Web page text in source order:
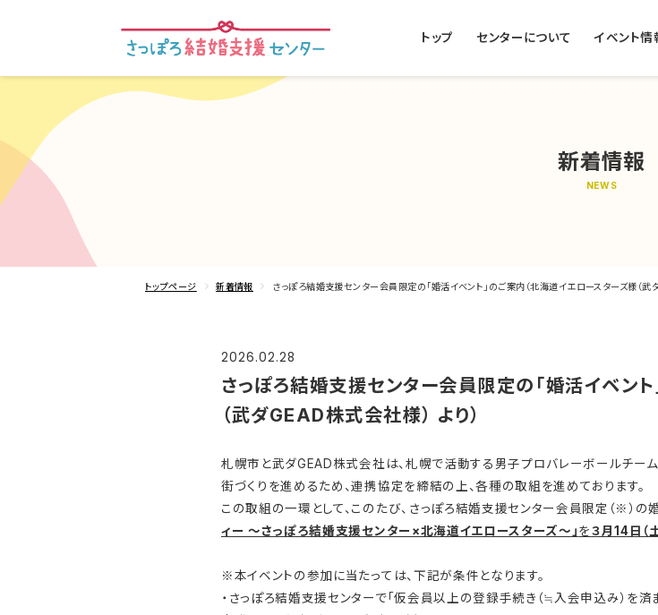
トップ センターについて イベント情
新着情報
NEWS
トップページ 新着情報 さっぽろ結婚支援センター会員限定の「婚活イベント」のご案内（北海道イエロースターズ様（武
2026.02.28
さっぽろ結婚支援センター会員限定の「婚活イベン
（武ダGEAD株式会社様） より）
札幌市と武ダGEAD株式会社は、札幌で活動する男子プロバレーボールチー
街づくりを進めるため、連携協定を締結の上、各種の取組を進めております。
この取組の一環として、このたび、さっぽろ結婚支援センター会員限定（※）の
ィー ～さっぽろ結婚支援センター×北海道イエロースターズ～」を３月14日（土
※本イベントの参加に当たっては、下記が条件となります。
・さっぽろ結婚支援センターで「仮会員以上の登録手続き（≒入会申込み）を済